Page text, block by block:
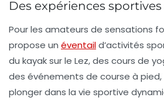
Des expériences
Pour les amateurs de sensations
propose un éventaild’activités
du kayak sur le Lez, des cours de
des événements de course à
plonger dans la vie sportive